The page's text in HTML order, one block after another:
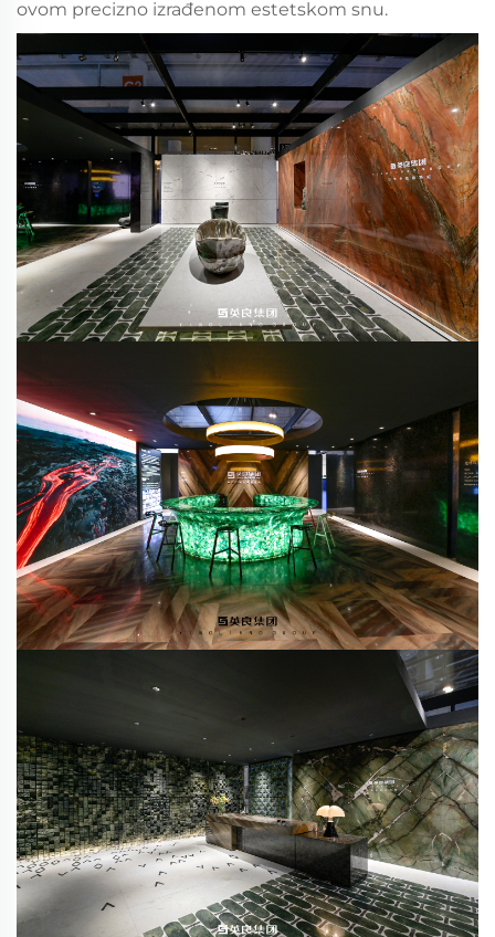
ovom precizno izrađenom estetskom snu.